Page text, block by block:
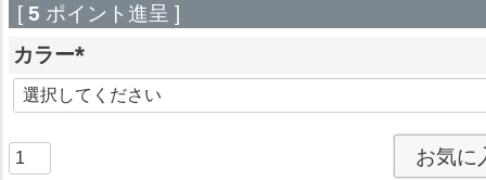
[ 5 ポイント進呈 ]
カラー
(
必
お気に